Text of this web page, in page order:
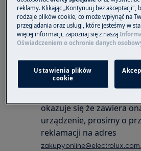
strony www.electrolux.pl
Rozwiązanie
W przypadku
przyjęcia przesyłki oraz
kurierem protokół.
okazuje się że zawiera
urządzenie, prosimy o
reklamacji na adres
zakupyonline@electrolux.com
reklamy. Klikając „Kontynuuj bez akceptacji",
rodzaje plików cookie, co może wpłynąć na
przeglądania oraz usługi, które jesteśmy w
więcej informacji, zapoznaj się z naszą
Oświadczeniem o ochronie danych
Ustawienia plików
cookie